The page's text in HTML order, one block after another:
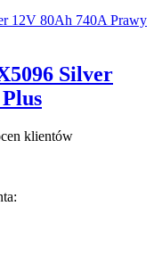
Silver
klientów